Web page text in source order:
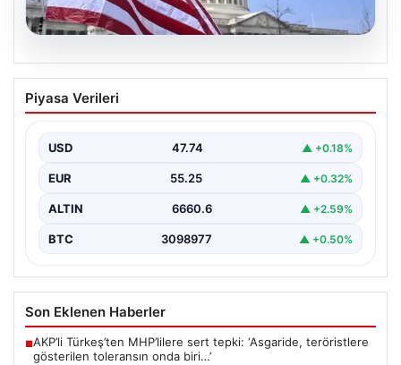
07.08.2026
Trump’ın Beyaz Saray’da Balo Salonu
İnşası Projesine Yasal Engel
Trump, Beyaz Saray’da yeni bir balo salonu inşa…
Piyasa Verileri
USD 47.74 ▲ +0.18%
EUR 55.25 ▲ +0.32%
ALTIN 6660.6 ▲ +2.59%
BTC 3098977 ▲ +0.50%
Son Eklenen Haberler
■AKP’li Türkeş’ten MHP’lilere sert tepki: ‘Asgaride, teröristlere
gösterilen toleransın onda biri…’